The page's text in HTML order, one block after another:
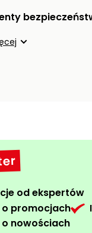
od ekspertów
promocjach
nowościach